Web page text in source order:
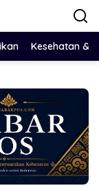
Kesehatan &